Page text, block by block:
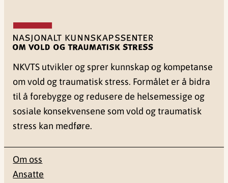
NKVTS utvikler og sprer kunnskap og kompetanse
om vold og traumatisk stress. Formålet er å bidra
til å forebygge og redusere de helsemessige og
sosiale konsekvensene som vold og traumatisk
stress kan medføre.
Om oss
Ansatte